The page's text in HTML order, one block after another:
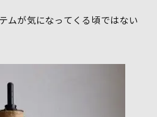
ムが気になってくる頃ではない